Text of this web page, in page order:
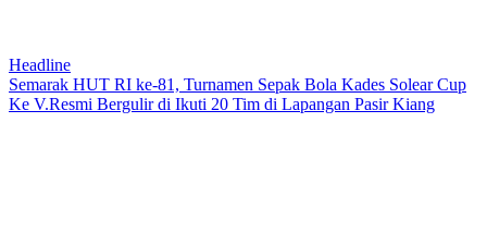
Headline
Semarak HUT RI ke-81, Turnamen Sepak Bola Kades Solear Cup
Ke V.Resmi Bergulir di Ikuti 20 Tim di Lapangan Pasir Kiang